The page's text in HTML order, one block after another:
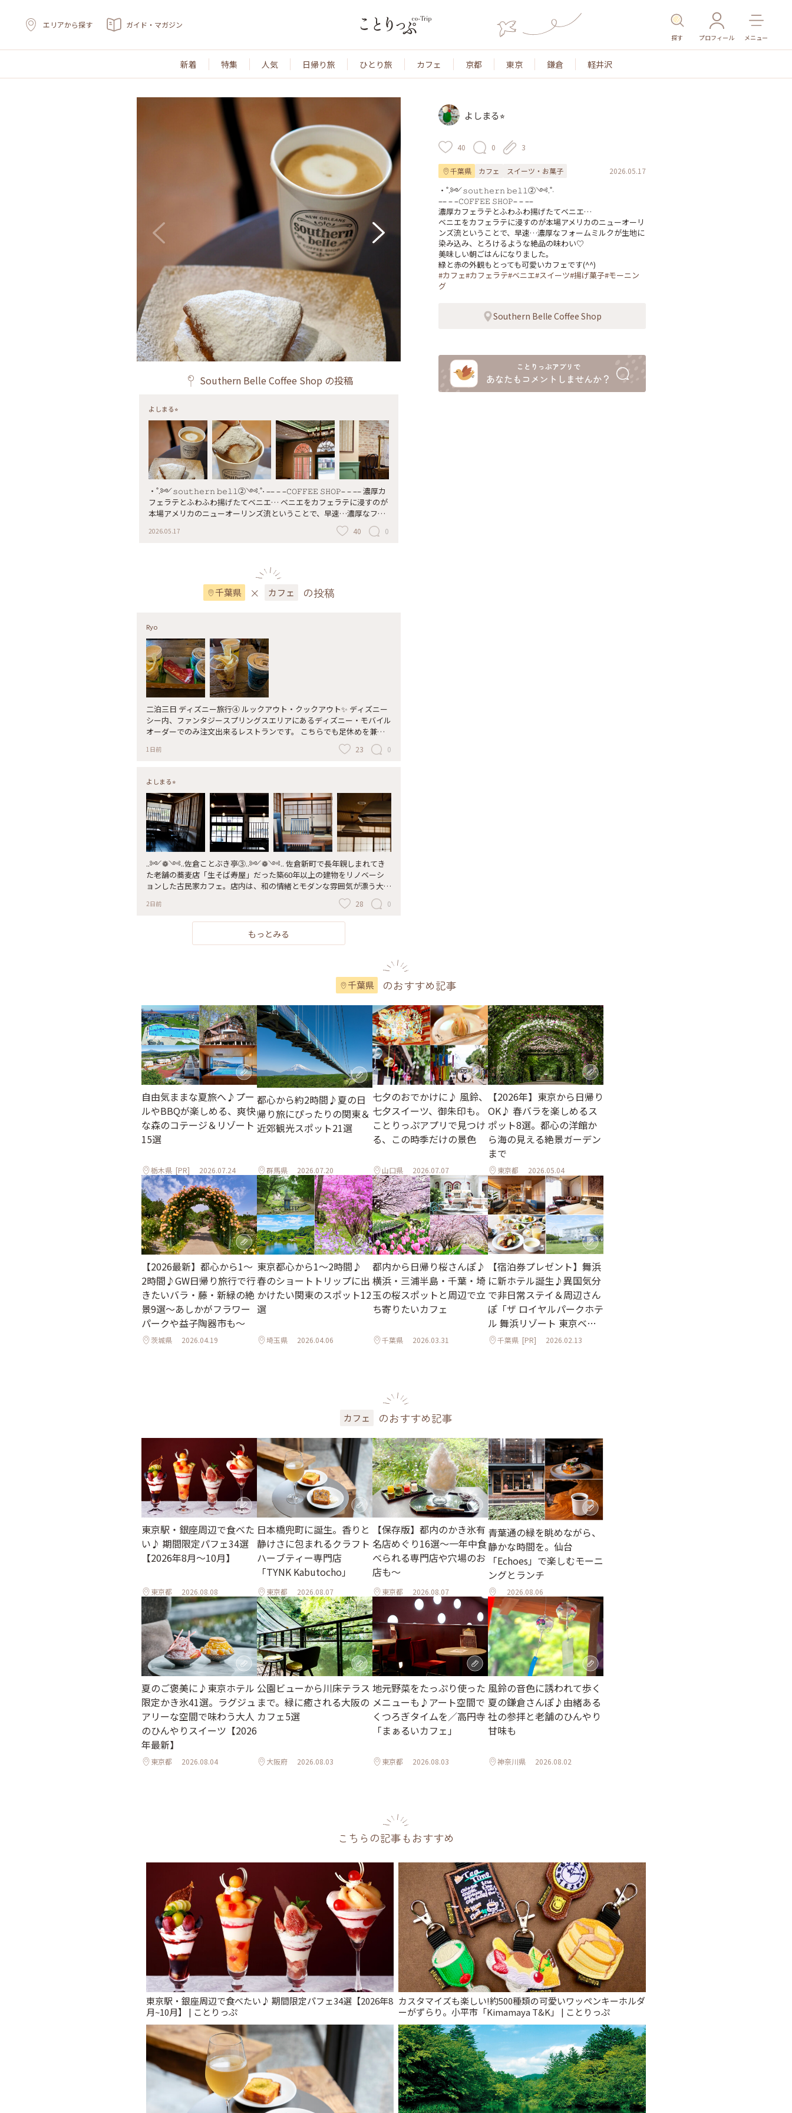
エリアから探す ガイド・マガジン
探す プロフィール メニュー
新着 特集 人気 日帰り旅 ひとり旅 カフェ 京都 東京 鎌倉 軽井沢
Southern Belle Coffee Shop の投稿
よしまる⭐︎
‧˚.༻𝚜𝚘𝚞𝚝𝚑𝚎𝚛𝚗 𝚋𝚎𝚕𝚕②༺.˚⋅ –– – –𝙲𝙾𝙵𝙵𝙴𝙴 𝚂𝙷𝙾𝙿– – –– 濃厚カ
フェラテとふわふわ揚げたてベニエ… ベニエをカフェラテに浸すのが
本場アメリカのニューオーリンズ流ということで、早速…濃厚なフォ
ームミルクが生地に染み込み、とろけるような絶品の味わい♡ 美味し
い朝ごはんになりました。 緑と赤の外観もとっても可愛いカフェです
2026.05.17 40 0
千葉県 × カフェ の投稿
Ryo
二泊三日 ディズニー旅行④ ルックアウト・クックアウト✨️ ディズニー
シー内、ファンタジースプリングスエリアにあるディズニー・モバイル
オーダーでのみ注文出来るレストランです。 こちらでも足休めを兼ね
すしお味使用） こちらは、6月30日までの期間限定販売でした。 フォ
レーと程よい塩味のポテトチップスが美味しい❣️ 2026.6.30 #ルックアウ
ト・クックアウト
1日前 23 0
よしまる⭐︎
..༻❁༺..佐倉ことぶき亭③..༻❁༺.. 佐倉新町で長年親しまれてき
た老舗の蕎麦店「生そば寿屋」だった築60年以上の建物をリノベーシ
ョンした古民家カフェ。店内は、和の情緒とモダンな雰囲気が漂う大人
の隠れ家空間 。風情ある障子や格子窓、木の温もりを感じる梁、そし
て奥にはほっと落ち着く小上がりの畳スペースも。あちこちに当時の面
影が残っていて、席に座っているだけでタイムスリップしたような心地
よさに包まれます。美味しいコーヒーを飲みながら、時間を忘れてのん
びり過ごせる素敵な場所でした。 #佐倉ことぶき亭 #佐倉カフェ #古民
2日前 28 0
もっとみる
よしまる⭐︎
40 0 3
千葉県 カフェ スイーツ・お菓子 2026.05.17
‧˚.༻𝚜𝚘𝚞𝚝𝚑𝚎𝚛𝚗 𝚋𝚎𝚕𝚕②༺.˚⋅
–– – –𝙲𝙾𝙵𝙵𝙴𝙴 𝚂𝙷𝙾𝙿– – ––
濃厚カフェラテとふわふわ揚げたてベニエ…
ベニエをカフェラテに浸すのが本場アメリカのニューオーリ
ンズ流ということで、早速…濃厚なフォームミルクが生地に
染み込み、とろけるような絶品の味わい♡
美味しい朝ごはんになりました。
#カフェ#カフェラテ#ベニエ#スイーツ#揚げ菓子#モーニン
グ
Southern Belle Coffee Shop
千葉県 のおすすめ記事
自由気ままな夏旅へ♪プー
ルやBBQが楽しめる、爽快
な森のコテージ＆リゾート
15選
栃木県 [PR] 2026.07.24
都心から約2時間♪夏の日
帰り旅にぴったりの関東＆
近郊観光スポット21選
群馬県 2026.07.20
七夕のおでかけに♪ 風鈴、
七夕スイーツ、御朱印も。
ことりっぷアプリで見つけ
る、この時季だけの景色
山口県 2026.07.07
【2026年】東京から日帰り
OK♪ 春バラを楽しめるス
ポット8選。都心の洋館か
ら海の見える絶景ガーデン
まで
東京都 2026.05.04
【2026最新】都心から1～
2時間♪GW日帰り旅行で行
きたいバラ・藤・新緑の絶
景9選～あしかがフラワー
パークや益子陶器市も～
茨城県 2026.04.19
東京都心から1〜2時間♪
春のショートトリップに出
かけたい関東のスポット12
選
埼玉県 2026.04.06
都内から日帰り桜さんぽ♪
横浜・三浦半島・千葉・埼
玉の桜スポットと周辺で立
ち寄りたいカフェ
千葉県 2026.03.31
【宿泊券プレゼント】舞浜
に新ホテル誕生♪異国気分
で非日常ステイ＆周辺さん
ぽ「ザ ロイヤルパークホテ
ル 舞浜リゾート 東京ベ
イ」千葉県 [PR] 2026.02.13
カフェ のおすすめ記事
東京駅・銀座周辺で食べた
い♪ 期間限定パフェ34選
【2026年8月～10月】
東京都 2026.08.08
日本橋兜町に誕生。香りと
静けさに包まれるクラフト
ハーブティー専門店
「TYNK Kabutocho」
東京都 2026.08.07
【保存版】都内のかき氷有
名店めぐり16選～一年中食
べられる専門店や穴場のお
店も～
東京都 2026.08.07
青葉通の緑を眺めながら、
静かな時間を。仙台
「Echoes」で楽しむモーニ
ングとランチ
2026.08.06
夏のご褒美に♪東京ホテル
限定かき氷41選。ラグジュ
アリーな空間で味わう大人
のひんやりスイーツ【2026
年最新】
東京都 2026.08.04
公園ビューから川床テラス
まで。緑に癒される大阪の
カフェ5選
大阪府 2026.08.03
地元野菜をたっぷり使った
メニューも♪アート空間で
くつろぎタイムを／高円寺
「まぁるいカフェ」
東京都 2026.08.03
風鈴の音色に誘われて歩く
夏の鎌倉さんぽ♪由緒ある
社の参拝と老舗のひんやり
甘味も
神奈川県 2026.08.02
こちらの記事もおすすめ
東京駅・銀座周辺で食べたい♪ 期間限定パフェ34選【2026年8
月~10月】 | ことりっぷ
カスタマイズも楽しい!約500種類の可愛いワッペンキーホルダ
ーがずらり。小平市「Kimamaya T&K」 | ことりっぷ